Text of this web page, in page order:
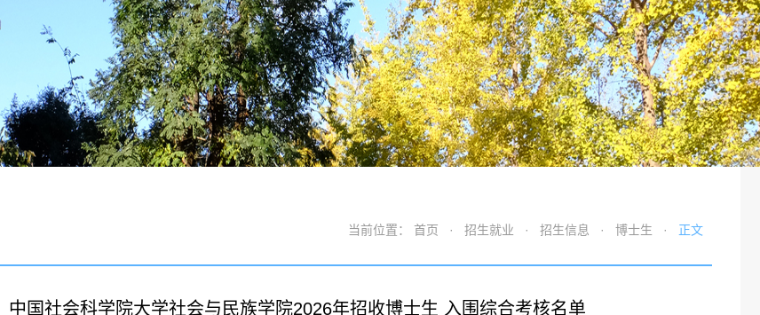
当前位置： 首页 · 招生就业 · 招生信息 · 博士生 · 正文
中国社会科学院大学社会与民族学院2026年招收博士生 入围综合考核名单